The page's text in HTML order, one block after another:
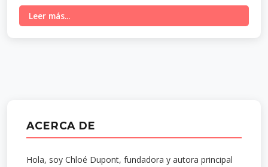
Leer más...
ACERCA DE
Hola, soy Chloé Dupont, fundadora y autora principal